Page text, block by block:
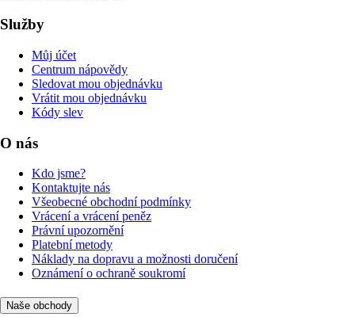
Služby
Můj účet
Centrum nápovědy
Sledovat mou objednávku
Vrátit mou objednávku
Kódy slev
O nás
Kdo jsme?
Kontaktujte nás
Všeobecné obchodní podmínky
Vrácení a vrácení peněz
Právní upozornění
Platební metody
Náklady na dopravu a možnosti doručení
Oznámení o ochraně soukromí
Naše obchody